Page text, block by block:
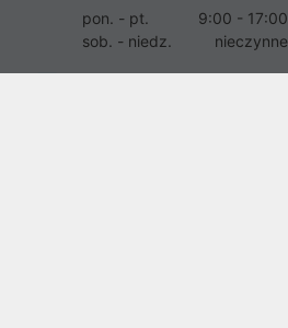
pon. - pt.
9:00 - 17:00
sob. - niedz.
nieczynne